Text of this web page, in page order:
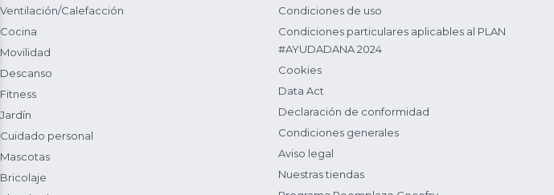
Ventilación/Calefacción
Cocina
Movilidad
Descanso
Fitness
Jardín
Cuidado personal
Mascotas
Bricolaje
Condiciones de uso
Condiciones particulares aplicables al PLAN
#AYUDADANA 2024
Cookies
Data Act
Declaración de conformidad
Condiciones generales
Aviso legal
Nuestras tiendas